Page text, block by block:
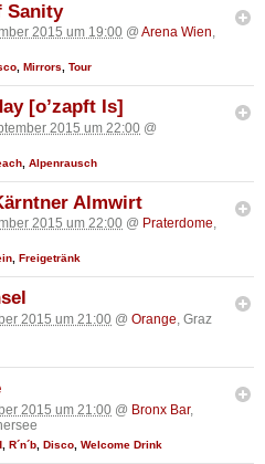
Sanity
2015 um 19:00 @ Arena Wien,
, Mirrors, Tour
[o’zapft Is]
2015 um 22:00 @
Alpenrausch
Almwirt
2015 um 22:00 @ Praterdome,
Freigetränk
2015 um 21:00 @ Orange , Graz
2015 um 21:00 @ Bronx Bar,
R´n´b Disco Welcome Drink